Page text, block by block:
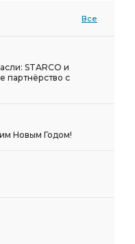
Все
STARCO и
партнёрство с
Новым Годом!